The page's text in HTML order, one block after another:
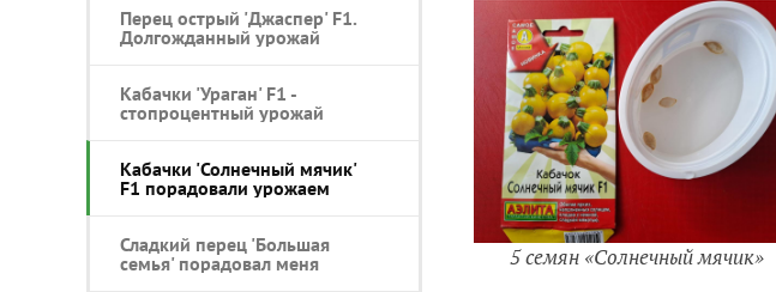
Перец острый 'Джаспер' F1.
Долгожданный урожай
Кабачки 'Ураган' F1 -
стопроцентный урожай
Кабачки 'Солнечный мячик'
F1 порадовали урожаем
Сладкий перец 'Большая
семья' порадовал меня
5 семян «Солнечный мячик»